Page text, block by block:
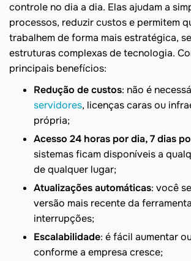
controle no dia a dia. Elas ajudam a
processos, reduzir custos e permitem
trabalhem de forma mais estratégica,
estruturas complexas de tecnologia.
principais benefícios:
Redução de custos: não é
servidores, licenças caras ou
própria;
Acesso 24 horas por dia, 7 dias
sistemas ficam disponíveis a
de qualquer lugar;
Atualizações automáticas: você
versão mais recente da
interrupções;
Escalabilidade: é fácil aumentar
conforme a empresa cresce;